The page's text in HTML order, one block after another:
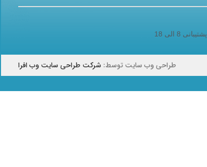
پشتیبانی 8 الی 18
طراحی وب سایت توسط: شرکت طراحی سایت وب افرا